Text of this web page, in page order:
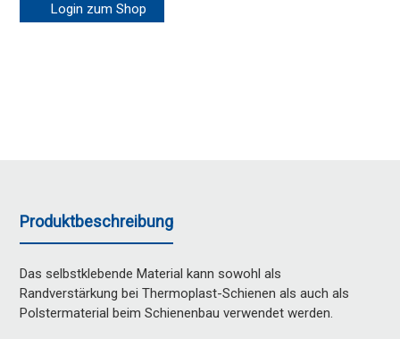
Login zum Shop
Produktbeschreibung
Das selbstklebende Material kann sowohl als
Randverstärkung bei Thermoplast-Schienen als auch als
Polstermaterial beim Schienenbau verwendet werden.